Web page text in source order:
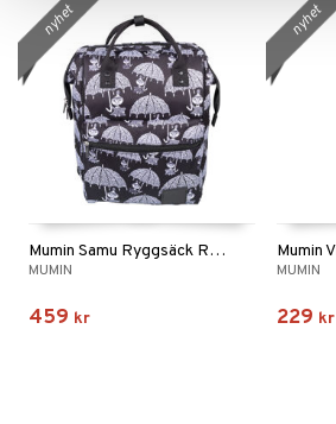
Mumin Samu Ryggsäck Regn Sv/Vit
MUMIN
459 kr
nyhet
MUMIN
229 kr
nyhet